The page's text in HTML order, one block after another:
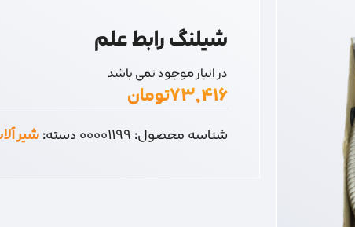
شیلنگ رابط علم
در انبار موجود نمی باشد
۷۳,۴۱۶تومان
شناسه محصول: 00001199دسته:شیر